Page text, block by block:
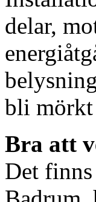
delar,
bli mörkt
Bra att
Det